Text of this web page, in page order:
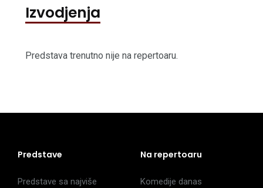
Izvodjenja
Predstava trenutno nije na repertoaru.
Predstave
Predstave sa najviše
Na repertoaru
Komedije danas